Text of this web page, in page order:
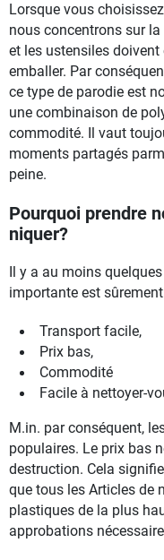
Lorsque vous
nous concentrons sur
et les ustensiles
emballer. Par
ce type de parodie est
une combinaison de
commodité. Il vaut
moments partagés
peine.
Pourquoi prendre
niquer?
Il y a au moins
importante est
Transport facile,
Prix bas,
Commodité
Facile à nettoyer-
M.in. par conséquent,
populaires. Le prix bas
destruction. Cela
que tous les Articles de
plastiques de la plus
approbations